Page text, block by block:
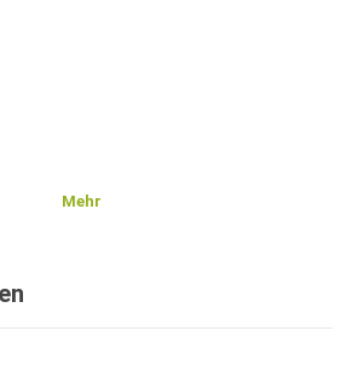
Mehr